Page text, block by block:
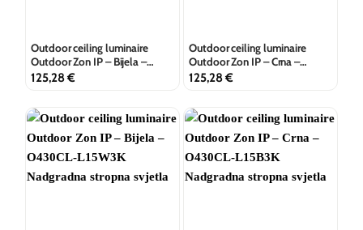
Outdoor ceiling luminaire
Outdoor Zon IP – Bijela –
O431CL-L30W3K
125,28€
Outdoor ceiling luminaire
Outdoor Zon IP – Crna –
O431CL-L30B3K
125,28€